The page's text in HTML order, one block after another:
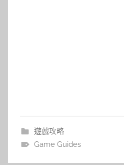
遊戲攻略
Game Guides